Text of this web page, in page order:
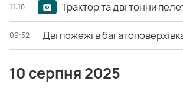
11:18 Трактор та дві тонни
09:52 Дві пожежі в
10 серпня 2025